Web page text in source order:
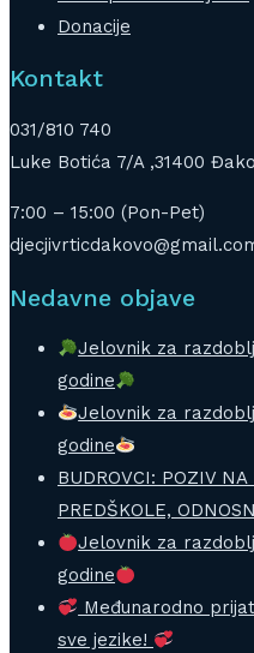
Donacije
Kontakt
031/810 740
Luke Botića 7/A ,31400
7:00 – 15:00 (Pon-Pet)
Nedavne objave
Jelovnik za
godine
Jelovnik za
godine
BUDROVCI: POZIV
PREDŠKOLE,
Jelovnik za
godine
Međunarodno
sve jezike!